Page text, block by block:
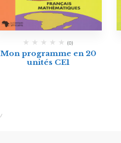
(0)
Mon programme en 20
unités CE1